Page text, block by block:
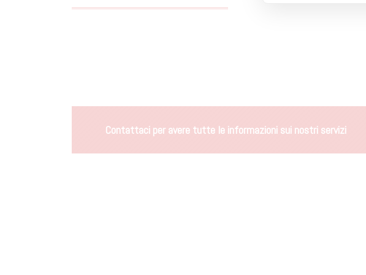
Contattaci per avere tutte le informazioni sui nostri servizi